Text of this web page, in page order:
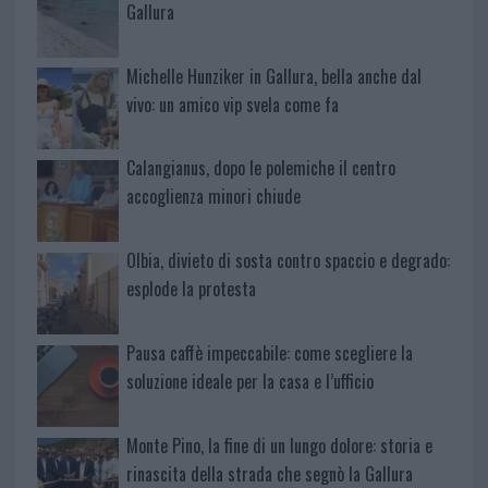
Gallura
Michelle Hunziker in Gallura, bella anche dal
vivo: un amico vip svela come fa
Calangianus, dopo le polemiche il centro
accoglienza minori chiude
Olbia, divieto di sosta contro spaccio e degrado:
esplode la protesta
Pausa caffè impeccabile: come scegliere la
soluzione ideale per la casa e l’ufficio
Monte Pino, la fine di un lungo dolore: storia e
rinascita della strada che segnò la Gallura